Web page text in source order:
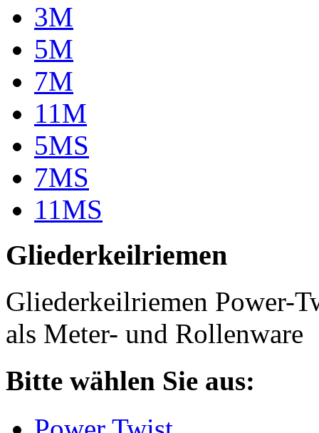
3M
5M
7M
11M
5MS
7MS
11MS
Gliederkeilriemen
Gliederkeilriemen Power-
als Meter- und Rollenware
Bitte wählen Sie aus: